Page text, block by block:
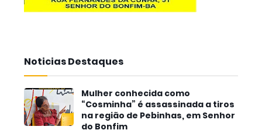
Noticias Destaques
Mulher conhecida como
“Cosminha” é assassinada a tiros
na região de Pebinhas, em Senhor
do Bonfim